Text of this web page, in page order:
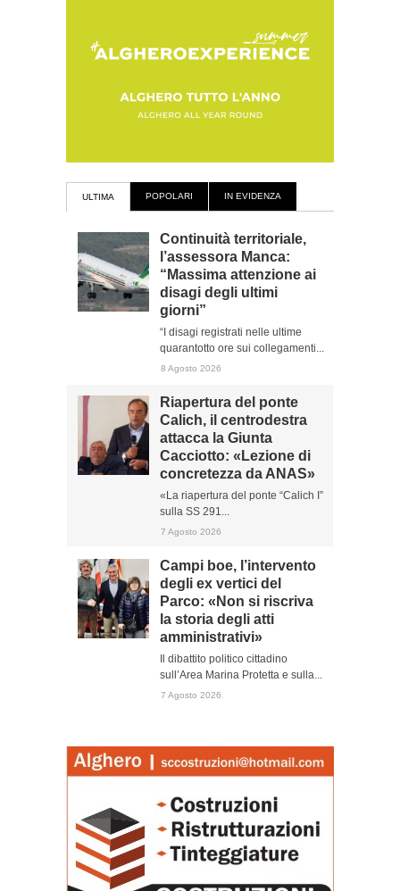
ULTIMA POPOLARI IN EVIDENZA
Continuità territoriale,
l’assessora Manca:
“Massima attenzione ai
disagi degli ultimi
giorni”
“I disagi registrati nelle ultime
quarantotto ore sui collegamenti...
8 Agosto 2026
Riapertura del ponte
Calich, il centrodestra
attacca la Giunta
Cacciotto: «Lezione di
concretezza da ANAS»
«La riapertura del ponte “Calich I”
sulla SS 291...
7 Agosto 2026
Campi boe, l’intervento
degli ex vertici del
Parco: «Non si riscriva
la storia degli atti
amministrativi»
Il dibattito politico cittadino
sull’Area Marina Protetta e sulla...
7 Agosto 2026